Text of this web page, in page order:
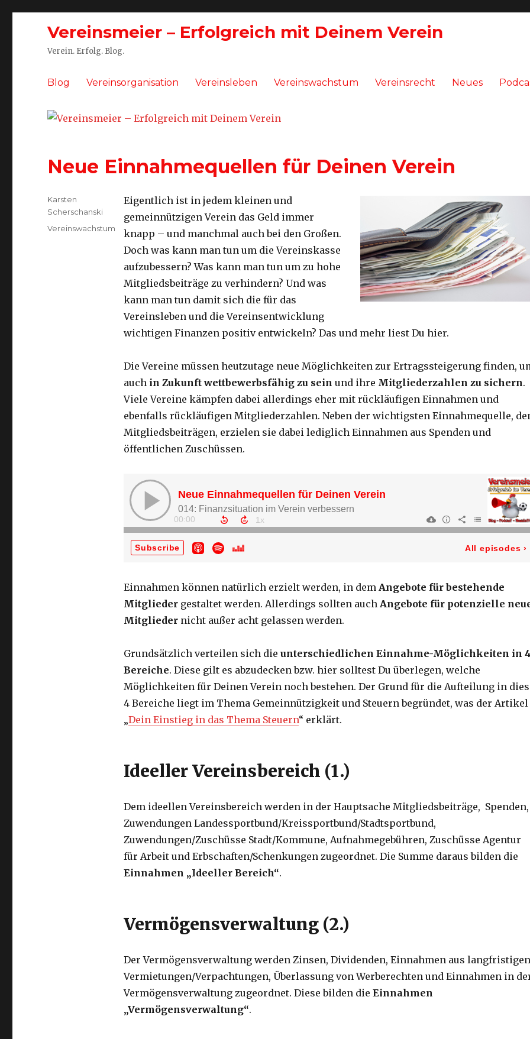
Vereinsmeier – Erfolgreich mit Deinem Verein
Verein. Erfolg. Blog.
Blog Vereinsorganisation Vereinsleben Vereinswachstum Vereinsrecht Neues
Neue Einnahmequellen für Deinen Verein
Eigentlich ist in jedem kleinen und
gemeinnützigen Verein das Geld immer
knapp – und manchmal auch bei den Großen.
Doch was kann man tun um die Vereinskasse
aufzubessern? Was kann man tun um zu hohe
Mitgliedsbeiträge zu verhindern? Und was
kann man tun damit sich die für das
Vereinsleben und die Vereinsentwicklung
wichtigen Finanzen positiv entwickeln? Das und mehr liest Du hier.
Die Vereine müssen heutzutage neue Möglichkeiten zur Ertragssteigerung finden,
auch in Zukunft wettbewerbsfähig zu sein und ihre Mitgliederzahlen zu sichern.
Viele Vereine kämpfen dabei allerdings eher mit rückläufigen Einnahmen und
ebenfalls rückläufigen Mitgliederzahlen. Neben der wichtigsten Einnahmequelle,
Mitgliedsbeiträgen, erzielen sie dabei lediglich Einnahmen aus Spenden und
öffentlichen Zuschüssen.
Einnahmen können natürlich erzielt werden, in dem Angebote für bestehende
Mitglieder gestaltet werden. Allerdings sollten auch Angebote für potenzielle
Mitglieder nicht außer acht gelassen werden.
Grundsätzlich verteilen sich dieunterschiedlichen Einnahme-Möglichkeiten in
Bereiche. Diese gilt es abzudecken bzw. hier solltest Du überlegen, welche
Möglichkeiten für Deinen Verein noch bestehen. Der Grund für die Aufteilung in
4 Bereiche liegt im Thema Gemeinnützigkeit und Steuern begründet, was der Artikel
„Dein Einstieg in das Thema Steuern“ erklärt.
Ideeller Vereinsbereich (1.)
Dem ideellen Vereinsbereich werden in der Hauptsache Mitgliedsbeiträge, Spenden,
Zuwendungen Landessportbund/Kreissportbund/Stadtsportbund,
Zuwendungen/Zuschüsse Stadt/Kommune, Aufnahmegebühren, Zuschüsse Agentur
für Arbeit und Erbschaften/Schenkungen zugeordnet. Die Summe daraus bilden die
Einnahmen „Ideeller Bereich“.
Vermögensverwaltung (2.)
Der Vermögensverwaltung werden Zinsen, Dividenden, Einnahmen aus
Vermietungen/Verpachtungen, Überlassung von Werberechten und Einnahmen in
Vermögensverwaltung zugeordnet. Diese bilden dieEinnahmen
„Vermögensverwaltung“.
Autor
Karsten
Scherschanski
Kategorien
Vereinswachstum